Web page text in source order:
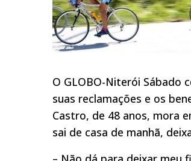
O GLOBO-Niterói Sábado
suas reclamações e os
Castro, de 48 anos, mora
sai de casa de manhã,